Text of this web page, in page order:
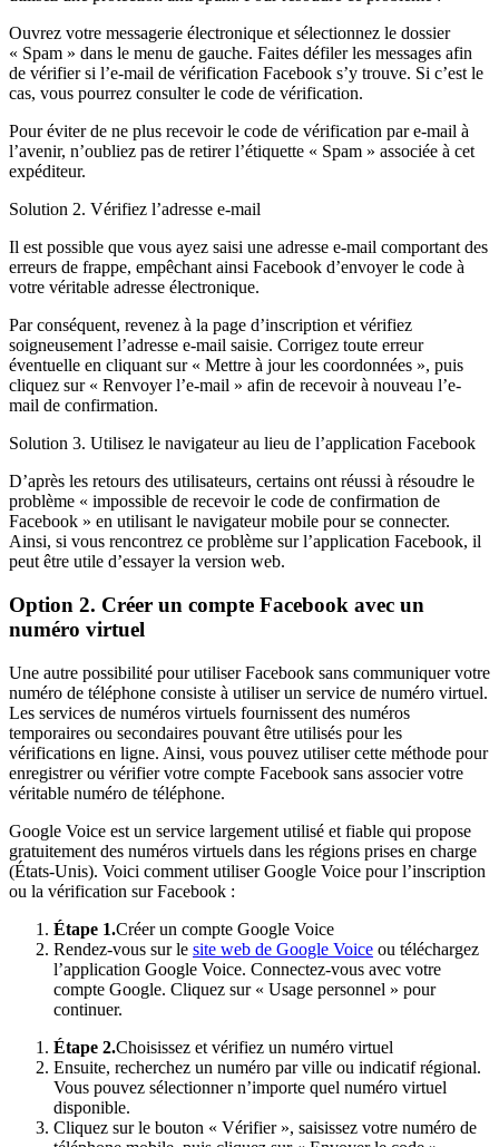
Ouvrez votre messagerie électronique et sélectionnez le dossier
« Spam » dans le menu de gauche. Faites défiler les messages afin
de vérifier si l’e-mail de vérification Facebook s’y trouve. Si c’est le
cas, vous pourrez consulter le code de vérification.
Pour éviter de ne plus recevoir le code de vérification par e-mail à
l’avenir, n’oubliez pas de retirer l’étiquette « Spam » associée à cet
expéditeur.
Solution 2. Vérifiez l’adresse e-mail
Il est possible que vous ayez saisi une adresse e-mail comportant des
erreurs de frappe, empêchant ainsi Facebook d’envoyer le code à
votre véritable adresse électronique.
Par conséquent, revenez à la page d’inscription et vérifiez
soigneusement l’adresse e-mail saisie. Corrigez toute erreur
éventuelle en cliquant sur « Mettre à jour les coordonnées », puis
cliquez sur « Renvoyer l’e-mail » afin de recevoir à nouveau l’e-
mail de confirmation.
Solution 3. Utilisez le navigateur au lieu de l’application Facebook
D’après les retours des utilisateurs, certains ont réussi à résoudre le
problème « impossible de recevoir le code de confirmation de
Facebook » en utilisant le navigateur mobile pour se connecter.
Ainsi, si vous rencontrez ce problème sur l’application Facebook, il
peut être utile d’essayer la version web.
Option 2. Créer un compte Facebook avec un
numéro virtuel
Une autre possibilité pour utiliser Facebook sans communiquer votre
numéro de téléphone consiste à utiliser un service de numéro virtuel.
Les services de numéros virtuels fournissent des numéros
temporaires ou secondaires pouvant être utilisés pour les
vérifications en ligne. Ainsi, vous pouvez utiliser cette méthode pour
enregistrer ou vérifier votre compte Facebook sans associer votre
véritable numéro de téléphone.
Google Voice est un service largement utilisé et fiable qui propose
gratuitement des numéros virtuels dans les régions prises en charge
(États-Unis). Voici comment utiliser Google Voice pour l’inscription
ou la vérification sur Facebook :
Étape 1.Créer un compte Google Voice
Rendez-vous sur le site web de Google Voice ou téléchargez
l’application Google Voice. Connectez-vous avec votre
compte Google. Cliquez sur « Usage personnel » pour
continuer.
Étape 2.Choisissez et vérifiez un numéro virtuel
Ensuite, recherchez un numéro par ville ou indicatif régional.
Vous pouvez sélectionner n’importe quel numéro virtuel
disponible.
Cliquez sur le bouton « Vérifier », saisissez votre numéro de